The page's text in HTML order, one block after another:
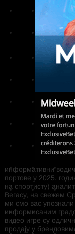
информативни водич
портове у 2025.
на спортисту)
Вегасу, на свежем
ми смо вас
информисаним
видео игре су
продају у